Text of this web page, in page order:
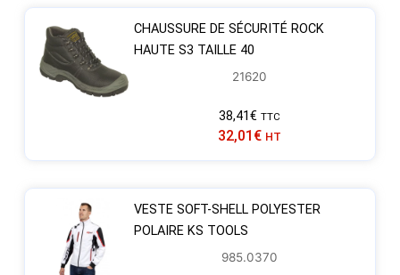
CHAUSSURE DE SÉCURITÉ ROCK
HAUTE S3 TAILLE 40
21620
38,41€ TTC
32,01 € HT
VESTE SOFT-SHELL POLYESTER
POLAIRE KS TOOLS
985.0370